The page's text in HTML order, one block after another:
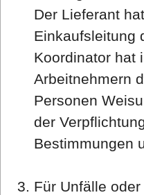
Der Lieferant
Einkaufsleitung
Koordinator hat
Arbeitnehmern
Personen
der
Bestimmungen
Für Unfälle